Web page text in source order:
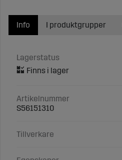
Info
Lagerstatus
Artikelnummer
S56151310
Tillverkare
I produktgrupper